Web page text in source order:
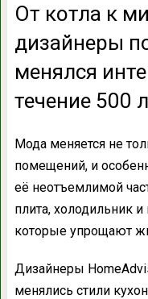
От котла к
дизайнеры
менялся
течение 500
Мода меняется не
помещений, и
её неотъемлимой
плита, холодильник
которые упрощают
Дизайнеры
менялись стили